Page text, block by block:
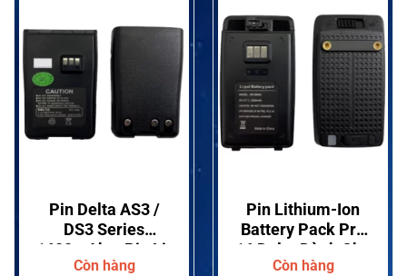
Pin Delta AS3 /
DS3 Series
1600mAh – Pin Li-
ion Cho AS300,
Còn hàng
Pin Lithium-Ion
Battery Pack Pro
16 Delta Dành Cho
Dòng Dalta Pro 16
Còn hàng